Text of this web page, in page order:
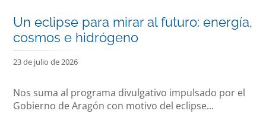
Un eclipse para mirar al futuro: energía,
cosmos e hidrógeno
23 de julio de 2026
Nos suma al programa divulgativo impulsado por el
Gobierno de Aragón con motivo del eclipse...